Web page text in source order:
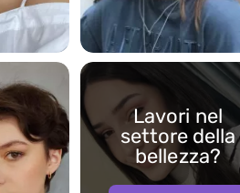
1301
Lavori nel
settore della
bellezza?